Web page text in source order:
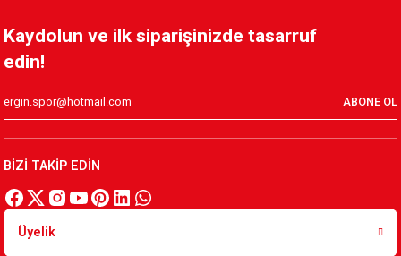
299,90 TL
Kaydolun ve ilk siparişinizde tasarruf
edin!
ABONE OL
BİZİ TAKİP EDİN
Üyelik